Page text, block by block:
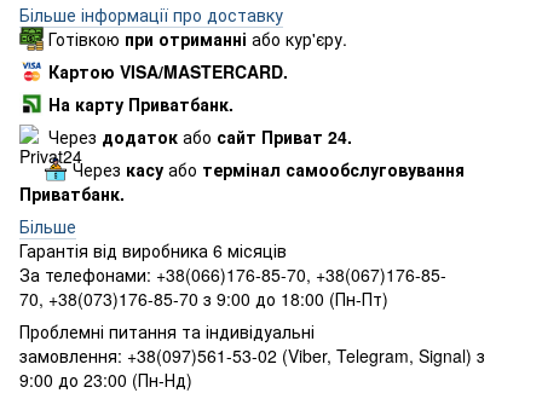
Більше інформації про доставку
Готівкою при отриманні або кур'єру.
Картою VISA/MASTERCARD.
На карту Приватбанк.
Через додаток або сайт Приват 24.
Через касу або термінал самообслуговування
Приватбанк.
Більше
Гарантія від виробника 6 місяців
За телефонами: +38(066)176-85-70, +38(067)176-85-
70, +38(073)176-85-70 з 9:00 до 18:00 (Пн-Пт)
Проблемні питання та індивідуальні
замовлення: +38(097)561-53-02 (Viber, Telegram, Signal) з
9:00 до 23:00 (Пн-Нд)